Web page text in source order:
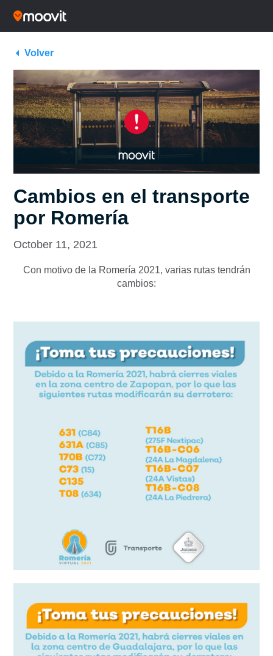
Volver
Cambios en el transporte
por Romería
October 11, 2021
Con motivo de la Romería 2021, varias rutas tendrán
cambios: